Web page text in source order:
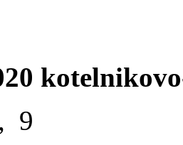
9